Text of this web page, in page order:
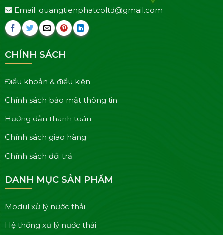
Email: quangtienphatcoltd@gmail.com
CHÍNH SÁCH
Điều khoản & điều kiện
Chính sách bảo mật thông tin
Hướng dẫn thanh toán
Chính sách giao hàng
Chính sách đổi trả
DANH MỤC SẢN PHẨM
Modul xử lý nước thải
Hệ thống xử lý nước thải